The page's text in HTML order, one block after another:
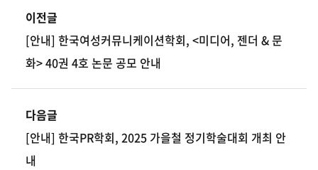
이전글
[안내] 한국여성커뮤니케이션학회, <미디어, 젠더 & 문
화> 40권 4호 논문 공모 안내
다음글
[안내] 한국PR학회, 2025 가을철 정기학술대회 개최 안
내